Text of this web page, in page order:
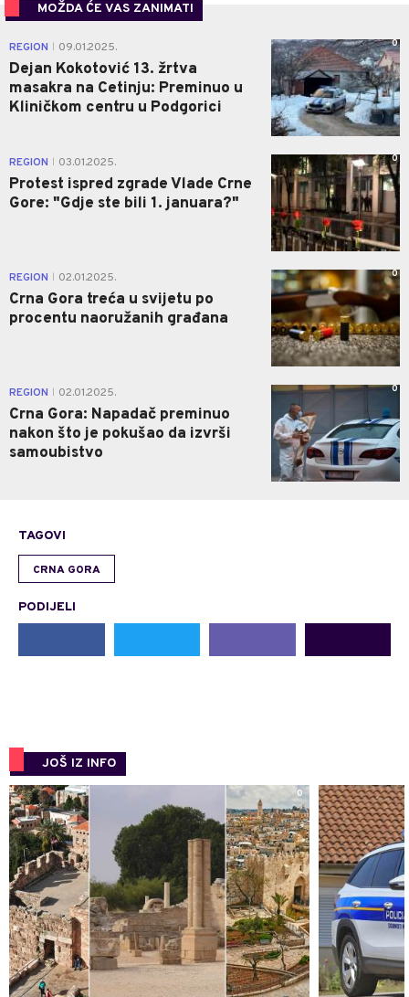
MOŽDA ĆE VAS ZANIMATI
REGION 09.01.2025.
Dejan Kokotović 13. žrtva
masakra na Cetinju: Preminuo u
Kliničkom centru u Podgorici
0
REGION 03.01.2025.
Protest ispred zgrade Vlade Crne
Gore: "Gdje ste bili 1. januara?"
0
REGION 02.01.2025.
Crna Gora treća u svijetu po
procentu naoružanih građana
0
REGION 02.01.2025.
Crna Gora: Napadač preminuo
nakon što je pokušao da izvrši
samoubistvo
0
TAGOVI
CRNA GORA
PODIJELI
JOŠ IZ INFO
0